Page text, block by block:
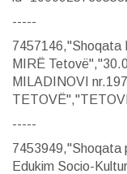
-----
7457146,"Shoqata
MIRË
MILADINOVI nr.197
-----
7453949,"Shoqata
Edukim Socio-